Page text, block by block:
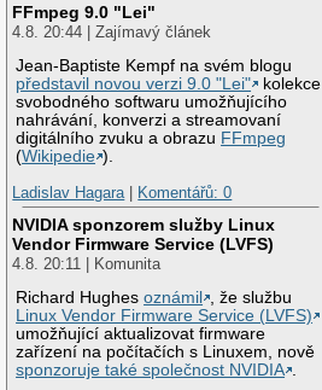
FFmpeg 9.0 "Lei"
4.8. 20:44 | Zajímavý článek
Jean-Baptiste Kempf na svém blogu
představil novou verzi 9.0 "Lei"
kolekce
svobodného softwaru umožňujícího
nahrávání, konverzi a streamovaní
digitálního zvuku a obrazu FFmpeg
(Wikipedie ).
Ladislav Hagara| Komentářů: 0
NVIDIA sponzorem služby Linux
Vendor Firmware Service (LVFS)
4.8. 20:11 | Komunita
Richard Hughesoznámil
, že službu
Linux Vendor Firmware Service (LVFS)
umožňující aktualizovat firmware
zařízení na počítačích s Linuxem, nově
sponzoruje také společnost NVIDIA .